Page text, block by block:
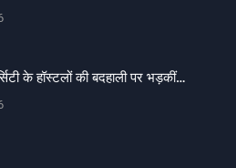
के हॉस्टलों की बदहाली पर भड़कीं…